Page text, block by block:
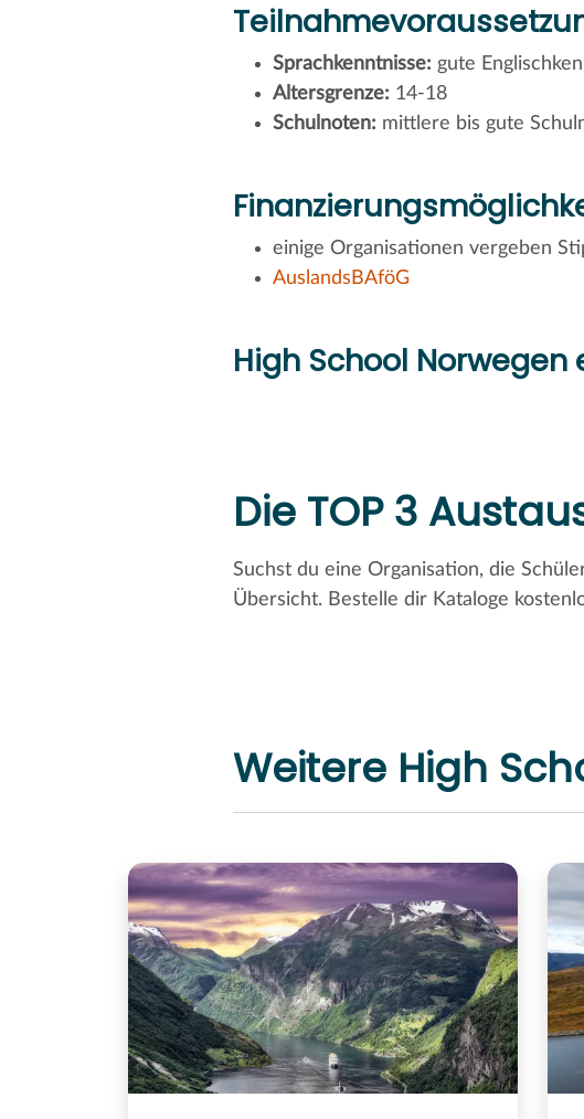
Sprachkenntnisse: gute
Altersgrenze: 14-18
Schulnoten: mittlere bis gute
einige Organisationen vergeben
AuslandsBAföG
High School
Die TOP 3
Suchst du eine Organisation, die
Übersicht. Bestelle dir Kataloge
Weitere High